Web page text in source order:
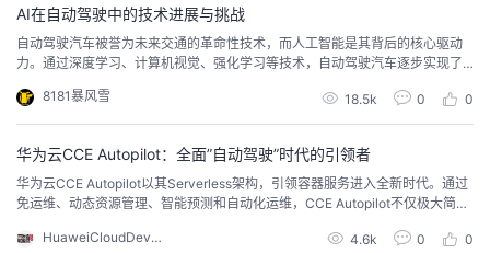
证
实
的
AI在自动驾驶中的技术进展与挑战
自动驾驶汽车被誉为未来交通的革命性技术，而人工智能是其背后的核心驱动
力。通过深度学习、计算机视觉、强化学习等技术，自动驾驶汽车逐步实现了
术进展、典型应用、面临的挑战以及未来发展方向。自动驾驶技术的发展是人
工智能领域中的一个重要方向，近年来取得了显著的进展，同时也面临着一系
8181暴风雪 18.5k 0 0
华为云CCE Autopilot：全面”自动驾驶”时代的引领者
华为云CCE Autopilot以其Serverless架构，引领容器服务进入全新时代。通过
免运维、动态资源管理、智能预测和自动化运维，CCE Autopilot不仅极大简化
证了与Kubernetes生态的无缝对接，帮助用户敏捷应对市场，加速应用现代
HuaweiCloudDeveloper 4.6k 0 0